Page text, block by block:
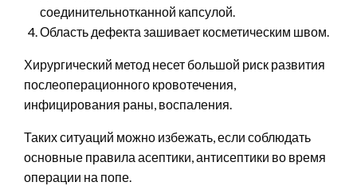
соединительнотканной капсулой.
Область дефекта зашивает косметическим швом.
Хирургический метод несет большой риск развития
послеоперационного кровотечения,
инфицирования раны, воспаления.
Таких ситуаций можно избежать, если соблюдать
основные правила асептики, антисептики во время
операции на попе.